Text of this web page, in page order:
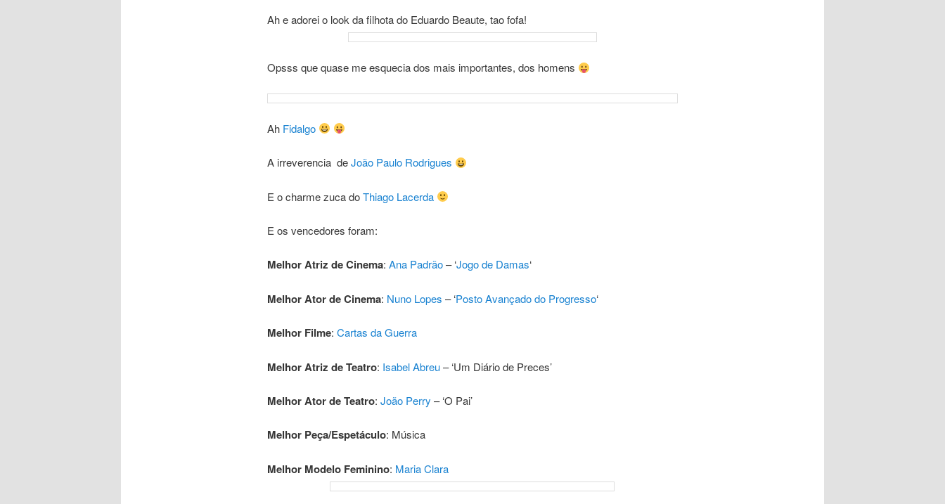
Ah e adorei o look da filhota do Eduardo Beaute, tao fofa!
Opsss que quase me esquecia dos mais importantes, dos homens
Ah Fidalgo
A irreverencia deJoão Paulo Rodrigues
E o charme zuca doThiago Lacerda
E os vencedores foram:
Melhor Atriz de Cinema: Ana Padrão– ‘Jogo de Damas‘
Melhor Ator de Cinema: Nuno Lopes – ‘Posto Avançado do Progresso‘
Melhor Filme: Cartas da Guerra
Melhor Atriz de Teatro: Isabel Abreu– ‘Um Diário de Preces’
Melhor Ator de Teatro: João Perry – ‘O Pai’
Melhor Peça/Espetáculo: Música
Melhor Modelo Feminino: Maria Clara